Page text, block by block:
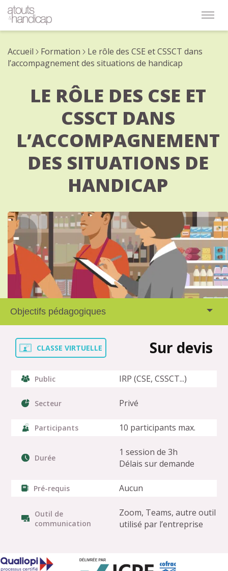
Accueil Formation
Le rôle des CSE et CSSCT dans
l’accompagnement des situations de handicap
LE RÔLE DES CSE ET
CSSCT DANS
L’ACCOMPAGNEMENT
DES SITUATIONS DE
HANDICAP
Objectifs pédagogiques
CLASSE VIRTUELLE Sur devis
Public IRP (CSE, CSSCT...)
Secteur Privé
Participants 10 participants max.
Durée
1 session de 3h
Délais sur demande
Pré-requis Aucun
Outil de
communication
Zoom, Teams, autre outil
utilisé par l’entreprise